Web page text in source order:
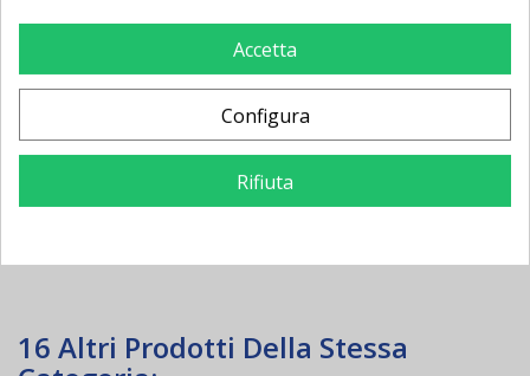
barriera calcio
366,00 € 279,00 € -87,00 €
Aggiungi al
slalom con base
31,72 € 25,00 € -6,72 €
Aggiungi al
16 Altri Prodotti Della Stessa
Accetta
Configura
Rifiuta